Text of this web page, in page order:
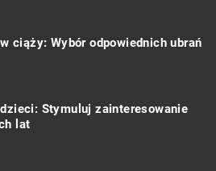
ciąży: Wybór odpowiednich ubrań
Stymuluj zainteresowanie
lat